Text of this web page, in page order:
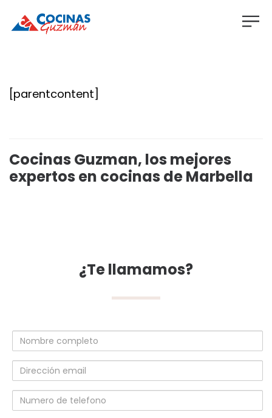
[parentcontent]
Cocinas Guzman, los mejores
expertos en cocinas de Marbella
¿Te llamamos?
Nombre
completo
Dirección
email
Numero
de